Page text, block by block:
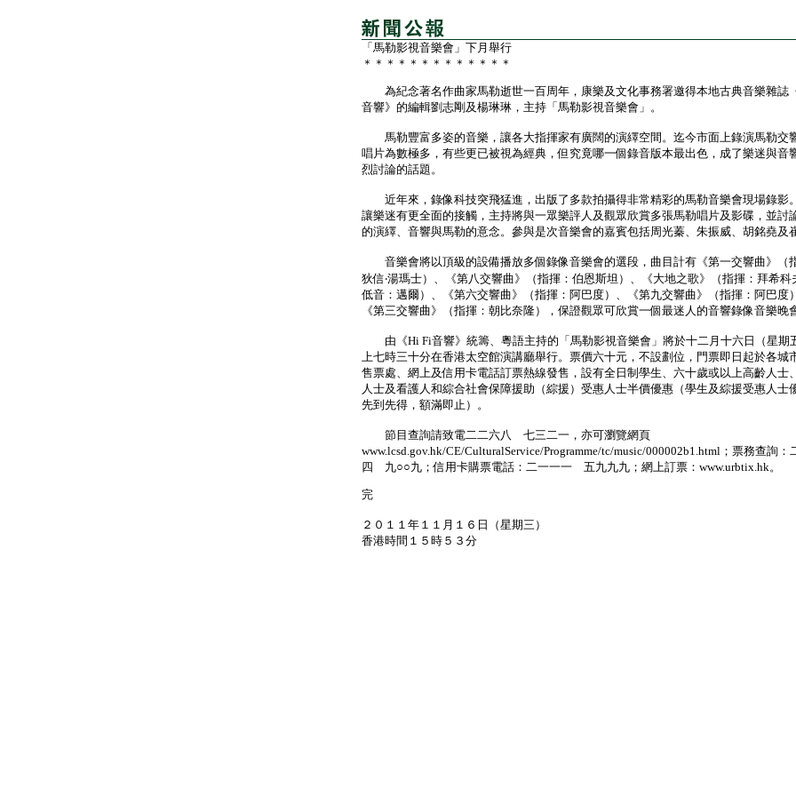
「馬勒影視音樂會」下月舉行
＊＊＊＊＊＊＊＊＊＊＊＊＊
為紀念著名作曲家馬勒逝世一百周年，康樂及文化事務署邀得本地古典音樂雜誌
音響》的編輯劉志剛及楊琳琳，主持「馬勒影視音樂會」。
馬勒豐富多姿的音樂，讓各大指揮家有廣闊的演繹空間。迄今市面上錄演馬勒交
唱片為數極多，有些更已被視為經典，但究竟哪一個錄音版本最出色，成了樂迷與音
烈討論的話題。
近年來，錄像科技突飛猛進，出版了多款拍攝得非常精彩的馬勒音樂會現場錄影
讓樂迷有更全面的接觸，主持將與一眾樂評人及觀眾欣賞多張馬勒唱片及影碟，並討
的演繹、音響與馬勒的意念。參與是次音樂會的嘉賓包括周光蓁、朱振威、胡銘堯及
音樂會將以頂級的設備播放多個錄像音樂會的選段，曲目計有《第一交響曲》（
狄信‧湯瑪士）、《第八交響曲》（指揮：伯恩斯坦）、《大地之歌》（指揮：拜希科
低音：邁爾）、《第六交響曲》（指揮：阿巴度）、《第九交響曲》（指揮：阿巴度
《第三交響曲》（指揮：朝比奈隆），保證觀眾可欣賞一個最迷人的音響錄像音樂晚
由《Hi Fi音響》統籌、粵語主持的「馬勒影視音樂會」將於十二月十六日（星期
上七時三十分在香港太空館演講廳舉行。票價六十元，不設劃位，門票即日起於各城
售票處、網上及信用卡電話訂票熱線發售，設有全日制學生、六十歲或以上高齡人士
人士及看護人和綜合社會保障援助（綜援）受惠人士半價優惠（學生及綜援受惠人士
先到先得，額滿即止）。
節目查詢請致電二二六八 七三二一，亦可瀏覽網頁
www.lcsd.gov.hk/CE/CulturalService/Programme/tc/music/000002b1.html；票務查詢：
四 九○○九；信用卡購票電話：二一一一 五九九九；網上訂票：www.urbtix.hk。
完
２０１１年１１月１６日（星期三）
香港時間１５時５３分